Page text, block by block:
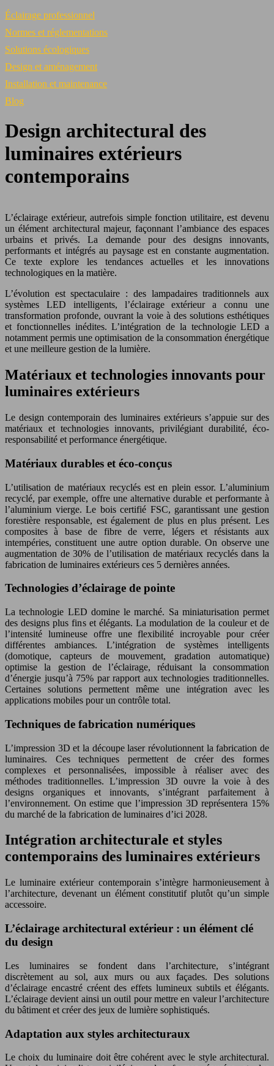
Éclairage professionnel
Normes et réglementations
Solutions écologiques
Design et aménagement
Installation et maintenance
Blog
Design architectural des
luminaires extérieurs
contemporains
L’éclairage extérieur, autrefois simple fonction utilitaire, est devenu
un élément architectural majeur, façonnant l’ambiance des espaces
urbains et privés. La demande pour des designs innovants,
performants et intégrés au paysage est en constante augmentation.
Ce texte explore les tendances actuelles et les innovations
technologiques en la matière.
L’évolution est spectaculaire : des lampadaires traditionnels aux
systèmes LED intelligents, l’éclairage extérieur a connu une
transformation profonde, ouvrant la voie à des solutions esthétiques
et fonctionnelles inédites. L’intégration de la technologie LED a
notamment permis une optimisation de la consommation énergétique
et une meilleure gestion de la lumière.
Matériaux et technologies innovants pour
luminaires extérieurs
Le design contemporain des luminaires extérieurs s’appuie sur des
matériaux et technologies innovants, privilégiant durabilité, éco-
responsabilité et performance énergétique.
Matériaux durables et éco-conçus
L’utilisation de matériaux recyclés est en plein essor. L’aluminium
recyclé, par exemple, offre une alternative durable et performante à
l’aluminium vierge. Le bois certifié FSC, garantissant une gestion
forestière responsable, est également de plus en plus présent. Les
composites à base de fibre de verre, légers et résistants aux
intempéries, constituent une autre option durable. On observe une
augmentation de 30% de l’utilisation de matériaux recyclés dans la
fabrication de luminaires extérieurs ces 5 dernières années.
Technologies d’éclairage de pointe
La technologie LED domine le marché. Sa miniaturisation permet
des designs plus fins et élégants. La modulation de la couleur et de
l’intensité lumineuse offre une flexibilité incroyable pour créer
différentes ambiances. L’intégration de systèmes intelligents
(domotique, capteurs de mouvement, gradation automatique)
optimise la gestion de l’éclairage, réduisant la consommation
d’énergie jusqu’à 75% par rapport aux technologies traditionnelles.
Certaines solutions permettent même une intégration avec les
applications mobiles pour un contrôle total.
Techniques de fabrication numériques
L’impression 3D et la découpe laser révolutionnent la fabrication de
luminaires. Ces techniques permettent de créer des formes
complexes et personnalisées, impossible à réaliser avec des
méthodes traditionnelles. L’impression 3D ouvre la voie à des
designs organiques et innovants, s’intégrant parfaitement à
l’environnement. On estime que l’impression 3D représentera 15%
du marché de la fabrication de luminaires d’ici 2028.
Intégration architecturale et styles
contemporains des luminaires extérieurs
Le luminaire extérieur contemporain s’intègre harmonieusement à
l’architecture, devenant un élément constitutif plutôt qu’un simple
accessoire.
L’éclairage architectural extérieur : un élément clé
du design
Les luminaires se fondent dans l’architecture, s’intégrant
discrètement au sol, aux murs ou aux façades. Des solutions
d’éclairage encastré créent des effets lumineux subtils et élégants.
L’éclairage devient ainsi un outil pour mettre en valeur l’architecture
du bâtiment et créer des jeux de lumière sophistiqués.
Adaptation aux styles architecturaux
Le choix du luminaire doit être cohérent avec le style architectural.